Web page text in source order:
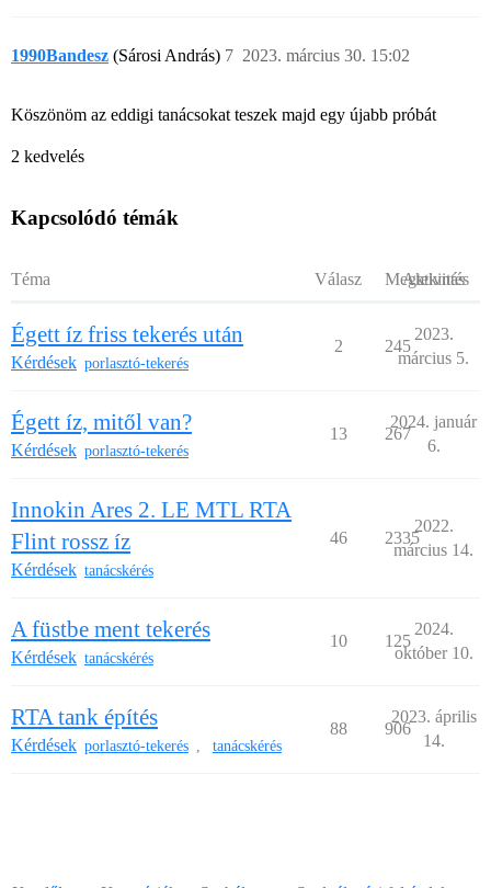
1990Bandesz (Sárosi András) 2023. március 30. 15:02
7
Köszönöm az eddigi tanácsokat teszek majd egy újabb próbát
2 kedvelés
Kapcsolódó témák
Téma Válasz Megtekintés
Aktivitás
Égett íz friss tekerés után
Kérdések porlasztó-tekerés
2 245
2023.
március 5.
Égett íz, mitől van?
Kérdések porlasztó-tekerés
13 267
2024. január
6.
Innokin Ares 2. LE MTL RTA
Flint rossz íz
Kérdések tanácskérés
46 2335
2022.
március 14.
A füstbe ment tekerés
Kérdések tanácskérés
10 125
2024.
október 10.
RTA tank építés
Kérdések porlasztó-tekerés , tanácskérés
88 906
2023. április
14.